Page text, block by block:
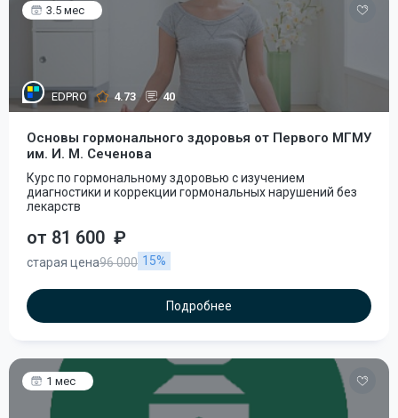
3.5 мес
EDPRO 4.73 40
Основы гормонального здоровья от Первого МГМУ
им. И. М. Сеченова
Курс по гормональному здоровью с изучением
диагностики и коррекции гормональных нарушений без
лекарств
от 81 600 ₽
старая цена96 000 15%
Подробнее
1 мес